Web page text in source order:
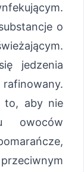
o
jedzenia
to, aby nie
owoców